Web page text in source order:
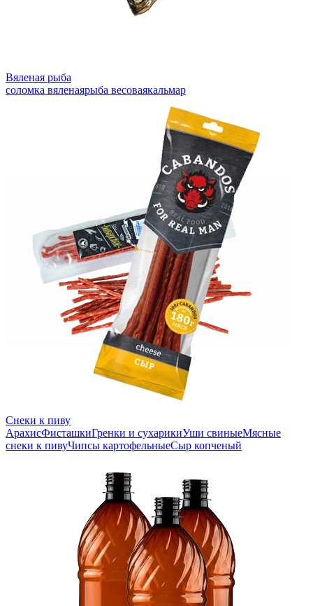
Вяленая рыба
соломка вяленаярыба весоваякальмар
Снеки к пиву
АрахисФисташкиГренки и сухарикиУши свиныеМясные
снеки к пивуЧипсы картофельныеСыр копченый